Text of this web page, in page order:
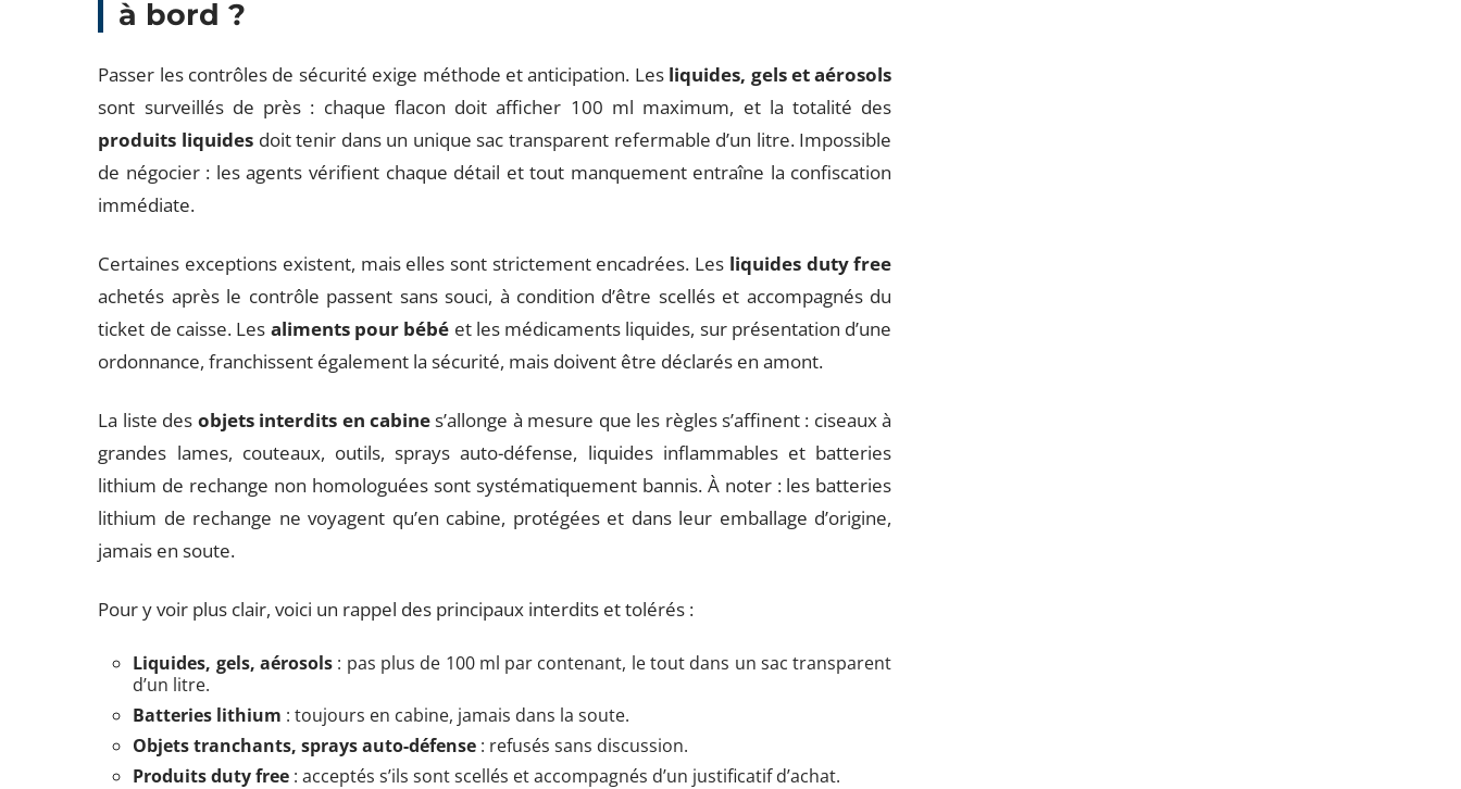
à bord ?
Passer les contrôles de sécurité exige méthode et anticipation. Les liquides, gels et aérosols
sont surveillés de près : chaque flacon doit afficher 100 ml maximum, et la totalité des
produits liquidesdoit tenir dans un unique sac transparent refermable d’un litre. Impossible
de négocier : les agents vérifient chaque détail et tout manquement entraîne la confiscation
immédiate.
Certaines exceptions existent, mais elles sont strictement encadrées. Les liquides duty free
achetés après le contrôle passent sans souci, à condition d’être scellés et accompagnés du
ticket de caisse. Les aliments pour bébé et les médicaments liquides, sur présentation d’une
ordonnance, franchissent également la sécurité, mais doivent être déclarés en amont.
La liste des objets interdits en cabines’allonge à mesure que les règles s’affinent : ciseaux à
grandes lames, couteaux, outils, sprays auto-défense, liquides inflammables et batteries
lithium de rechange non homologuées sont systématiquement bannis. À noter : les batteries
lithium de rechange ne voyagent qu’en cabine, protégées et dans leur emballage d’origine,
jamais en soute.
Pour y voir plus clair, voici un rappel des principaux interdits et tolérés :
Liquides, gels, aérosols: pas plus de 100 ml par contenant, le tout dans un sac transparent
d’un litre.
Batteries lithium : toujours en cabine, jamais dans la soute.
Objets tranchants, sprays auto-défense : refusés sans discussion.
Produits duty free : acceptés s’ils sont scellés et accompagnés d’un justificatif d’achat.